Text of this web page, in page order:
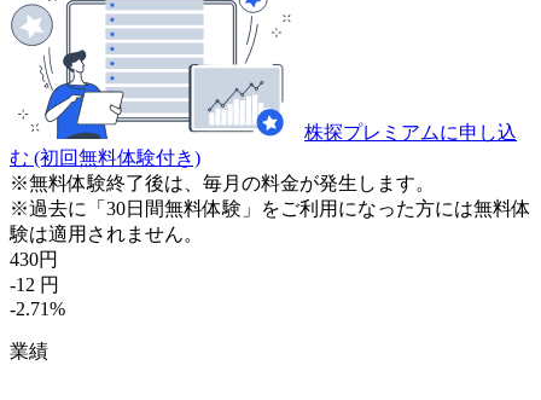
株探プレミアムに申し込
む (初回無料体験付き)
※無料体験終了後は、毎月の料金が発生します。
※過去に「30日間無料体験」をご利用になった方には無料体
験は適用されません。
430円
-12 円
-2.71%
業績